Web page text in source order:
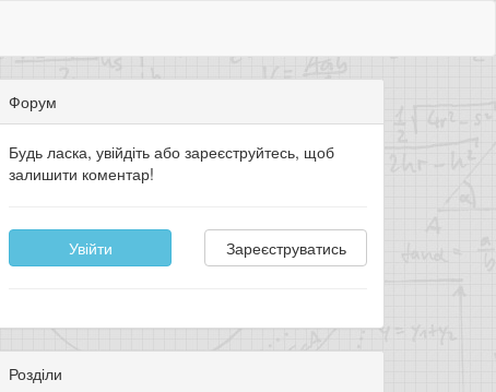
Форум
Будь ласка, увійдіть або зареєструйтесь, щоб
залишити коментар!
Увійти Зареєструватись
Розділи